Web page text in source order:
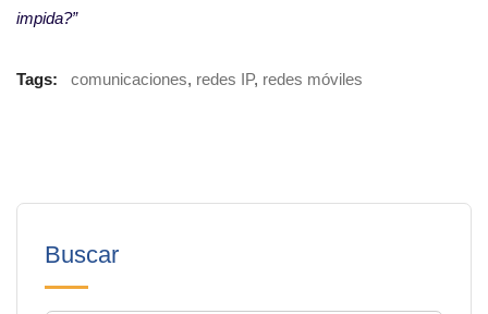
impida?”
Tags: comunicaciones, redes IP, redes móviles
Buscar